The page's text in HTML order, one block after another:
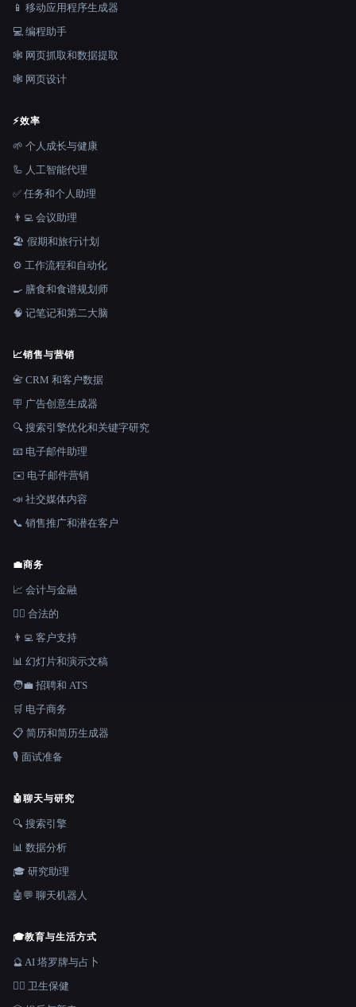
📱 移动应用程序生成器
💻 编程助手
🕸️ 网页抓取和数据提取
🕸 网页设计
⚡效率
🌱 个人成长与健康
🦾 人工智能代理
✅ 任务和个人助理
👨‍💻 会议助理
🏖 假期和旅行计划
⚙️ 工作流程和自动化
🍳 膳食和食谱规划师
🧠 记笔记和第二大脑
📈销售与营销
📇 CRM 和客户数据
🪧 广告创意生成器
🔍 搜索引擎优化和关键字研究
📧 电子邮件助理
✉️ 电子邮件营销
📣 社交媒体内容
📞 销售推广和潜在客户
💼商务
📈 会计与金融
👩‍⚖️ 合法的
👨‍💻 客户支持
📊 幻灯片和演示文稿
🧑‍💼 招聘和 ATS
🛒 电子商务
📋 简历和简历生成器
🎙️ 面试准备
🤖聊天与研究
🔍 搜索引擎
📊 数据分析
🎓 研究助理
🤖💬 聊天机器人
🎓教育与生活方式
🔮 AI 塔罗牌与占卜
👩‍⚕️ 卫生保健